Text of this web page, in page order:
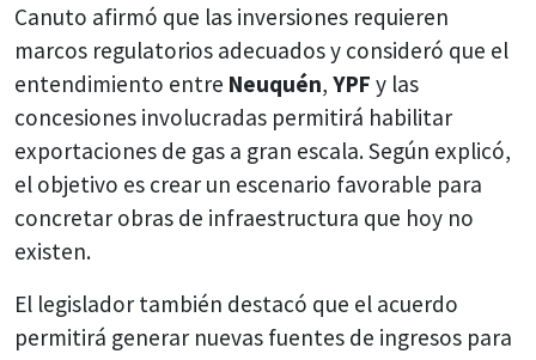
Canuto afirmó que las inversiones requieren
marcos regulatorios adecuados y consideró que el
entendimiento entre Neuquén, YPF y las
concesiones involucradas permitirá habilitar
exportaciones de gas a gran escala. Según explicó,
el objetivo es crear un escenario favorable para
concretar obras de infraestructura que hoy no
existen.
El legislador también destacó que el acuerdo
permitirá generar nuevas fuentes de ingresos para